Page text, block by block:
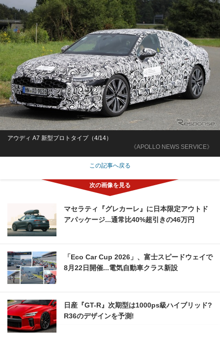
《APOLLO NEWS SERVICE》
アウディ A7 新型プロトタイプ（4/14）
この記事へ戻る
マセラティ『グレカーレ』に日本限定アウトド
アパッケージ...通常比40%超引きの46万円
「Eco Car Cup 2026」、富士スピードウェイで
8月22日開催...電気自動車クラス新設
日産『GT-R』次期型は1000ps級ハイブリッド?
R36のデザインを予測!